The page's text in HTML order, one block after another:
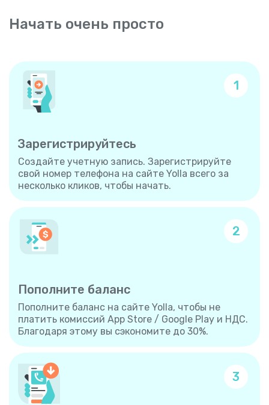
Начать очень просто
1
Зарегистрируйтесь
Создайте учетную запись. Зарегистрируйте
свой номер телефона на сайте Yolla всего за
несколько кликов, чтобы начать.
2
Пополните баланс
Пополните баланс на сайте Yolla, чтобы не
платить комиссий App Store / Google Play и НДС.
Благодаря этому вы сэкономите до 30%.
3